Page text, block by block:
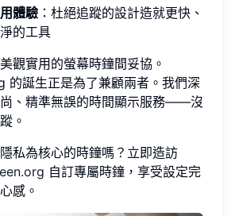
體驗 ：杜絕追蹤的設計造就更快、
的工具
觀實用的螢幕時鐘間妥協。
的誕生正是為了兼顧兩者。我們深
、精準無誤的時間顯示服務——沒
。
私為核心的時鐘嗎？立即造訪
自訂專屬時鐘，享受設定完
感。